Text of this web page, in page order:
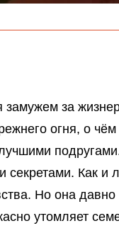
замужем за
огня, о
Как и
Но она
утомляет